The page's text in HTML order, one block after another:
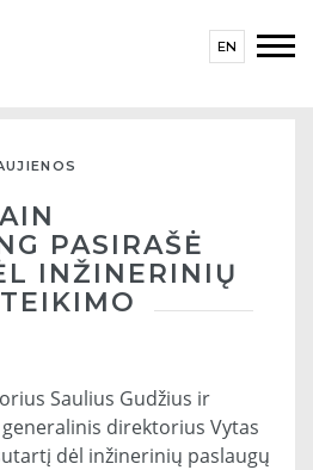
EN
PASIRAŠĖ
INŽINERINIŲ
Saulius Gudžius ir
direktorius Vytas
dėl inžinerinių paslaugų